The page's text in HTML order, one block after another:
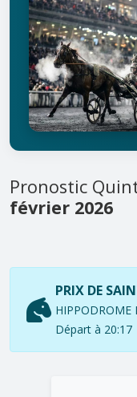
Pronostic
février 2026
PRIX DE
HIPPODROME
Départ à 20:17